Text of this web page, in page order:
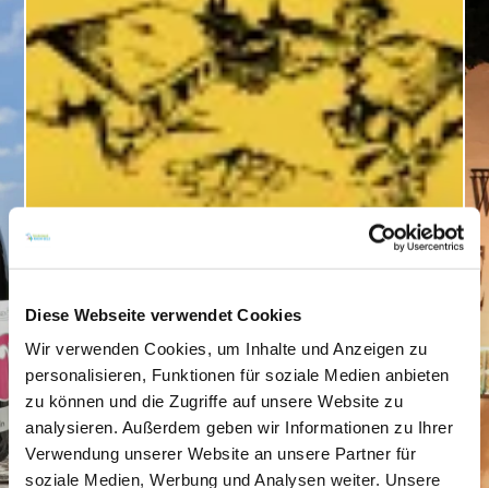
Diese Webseite verwendet Cookies
Wir verwenden Cookies, um Inhalte und Anzeigen zu
personalisieren, Funktionen für soziale Medien anbieten
zu können und die Zugriffe auf unsere Website zu
analysieren. Außerdem geben wir Informationen zu Ihrer
Verwendung unserer Website an unsere Partner für
soziale Medien, Werbung und Analysen weiter. Unsere